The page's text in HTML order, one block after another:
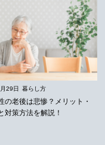
29日 暮らし方
の老後は悲惨？メリット・
対策方法を解説！